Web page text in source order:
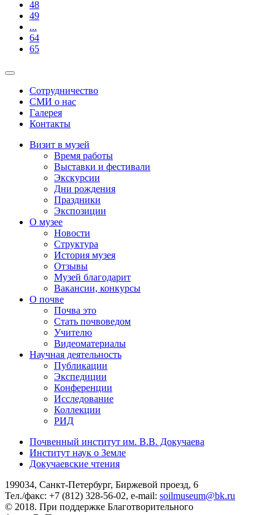
48
49
...
64
65
Сотрудничество
СМИ о нас
Галерея
Контакты
Визит в музей
Время работы
Выставки и фестивали
Экскурсии
Дни рождения
Праздники
Экспозиции
О музее
Новости
Структура
История музея
Отзывы
Музей благодарит
Вакансии, конкурсы
О почве
Почва это
Стать почвоведом
Учителю
Видеоматериалы
Научная деятельность
Публикации
Экспедиции
Конференции
Исследование
Коллекции
РИД
Почвенный институт им. В.В. Докучаева
Институт наук о Земле
Докучаевские чтения
199034, Санкт-Петербург, Биржевой проезд, 6
Тел./факс: +7 (812) 328-56-02, e-mail: soilmuseum@bk.ru
© 2018. При поддержке Благотворительного